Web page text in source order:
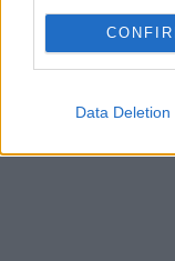
Data Deletion